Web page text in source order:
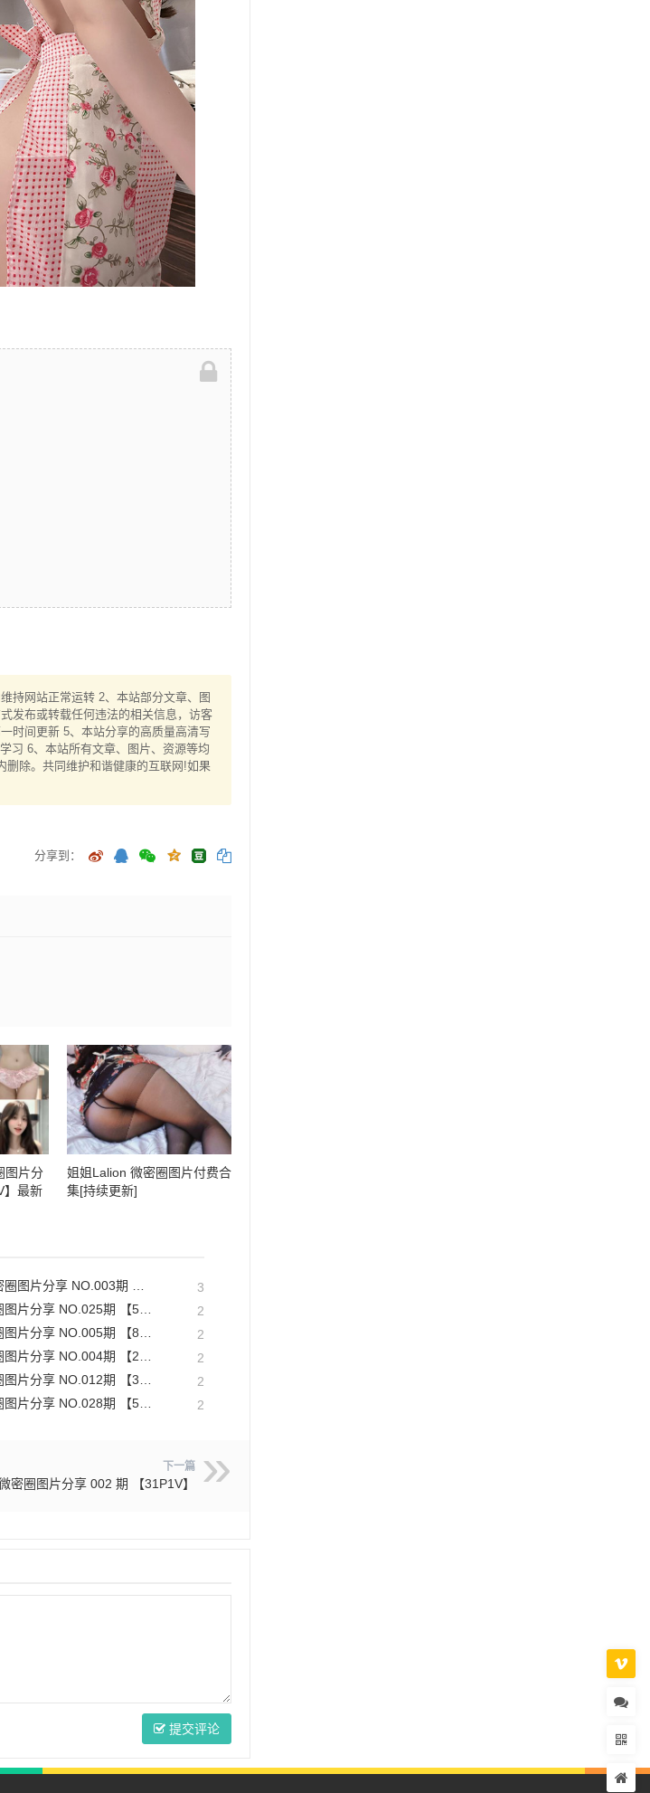
持网站正常运转 2、本站部分文章、图
发布或转载任何违法的相关信息，访客
时间更新 5、本站分享的高质量高清写
习 6、本站所有文章、图片、资源等均
删除。共同维护和谐健康的互联网!如果
分享到：
图片分
】最新
姐姐Lalion 微密圈图片付费合
集[持续更新]
期 【23P16V】最新至：2025.1.23 3
期 【5V】最新至：2025.3.12 2
期 【8P1V】最新至：2023.6.11 2
分享 NO.004期 【20P5V】 2
分享 NO.012期 【31P】 2
期 【5P6V】最新至：2025.4.9 2
下一篇
密圈图片分享 002 期 【31P1V】
提交评论